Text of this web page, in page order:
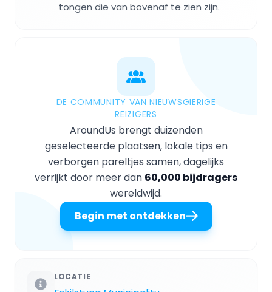
tongen die van bovenaf te zien zijn.
DE COMMUNITY VAN NIEUWSGIERIGE
REIZIGERS
AroundUs brengt duizenden
geselecteerde plaatsen, lokale tips en
verborgen pareltjes samen, dagelijks
verrijkt door meer dan 60,000 bijdragers
wereldwijd.
Begin met ontdekken
LOCATIE